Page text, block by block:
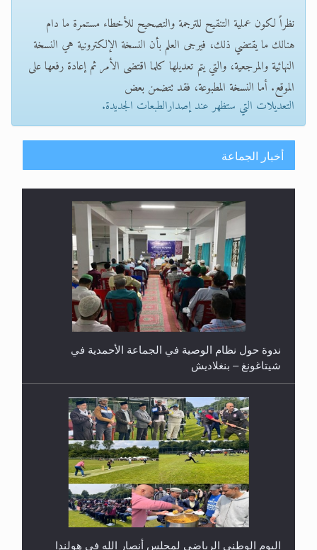
نظراً لكون عملية التنقيح للترجمة والتصحيح للأخطاء مستمرة ما دام
هنالك ما يقتضي ذلك، فيرجى العلم بأن النسخة الإلكترونية هي النسخة
النهائية والمرجعية، والتي يتم تعديلها كلما اقتضى الأمر ثم إعادة رفعها على
الموقع. أما النسخة المطبوعة، فقد تتضمن بعض
التعديلات التي ستظهر عند إصدارالطبعات الجديدة.
أخبار الجماعة
ندوة حول نظام الوصية في الجماعة الأحمدية في
شيتاغونغ – بنغلاديش
اليوم الوطني الرياضي لمجلس أنصار الله في هولندا